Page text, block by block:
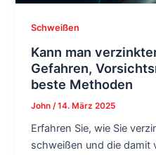
Schweißen
Kann man
Gefahren,
beste Methoden
John /14. März 2025
Erfahren Sie, wie Sie
schweißen und die damit